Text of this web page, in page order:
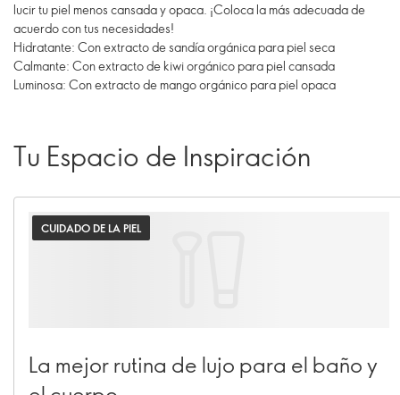
lucir tu piel menos cansada y opaca. ¡Coloca la más adecuada de
acuerdo con tus necesidades!
Hidratante: Con extracto de sandía orgánica para piel seca
Calmante: Con extracto de kiwi orgánico para piel cansada
Luminosa: Con extracto de mango orgánico para piel opaca
Tu Espacio de Inspiración
CUIDADO DE LA PIEL
La mejor rutina de lujo para el baño y